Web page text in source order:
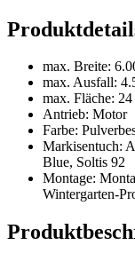
max. Breite:
max. Ausfall:
max. Fläche: 24
Antrieb: Motor
Farbe:
Markisentuch:
Blue, Soltis 92
Montage:
Wintergarten-